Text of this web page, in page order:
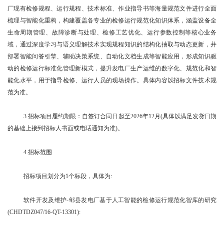
厂现有检修规程、运行规程、技术标准、作业指导书等海量规范文件进行全面
梳理与智能化重构，构建覆盖各专业的检修运行规范化知识体系，涵盖设备全
生命周期管理、故障诊断与处理、检修工艺优化、运行参数控制等核心业务
域，通过深度学习与语义理解技术实现规程知识的结构化抽取与动态更新，并
部署智能问答引擎、辅助决策系统、自动化文档生成等智能应用，形成知识驱
动的检修运行标准化管理新模式，提升发电厂生产运维的数字化、规范化和智
能化水平，用于指导检修、运行人员的现场操作。具体内容以招标文件技术规
范为准。
3.招标项目履约期限：自签订合同日起至2026年12月(具体以满足发货日期
的基础上接到招标人书面或电话通知为准)。
4.招标范围
招标项目划分为1个标段，具体为:
软件开发及维护-邹县发电厂基于人工智能的检修运行规范化智库的研究
(CHDTDZ047/16-QT-13301):